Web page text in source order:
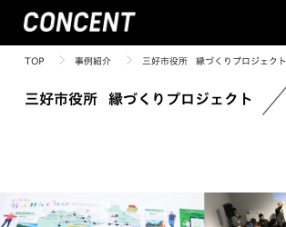
TOP 事例紹介 三好市役所 縁づくりプロジェクト
三好市役所 縁づくりプロジェクト